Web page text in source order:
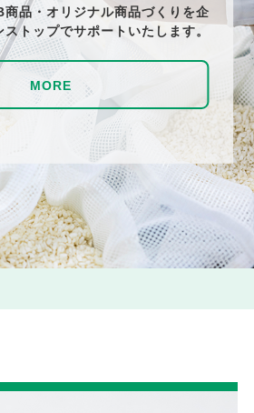
商品・オリジナル商品づくりを企
トップでサポートいたします。
MORE